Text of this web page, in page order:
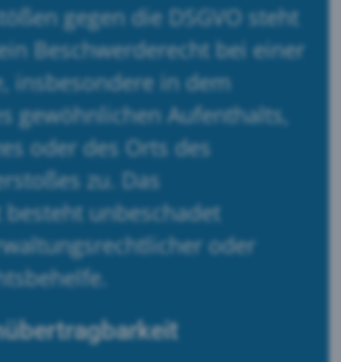
gegen die DSGVO steht
Beschwerderecht bei einer
insbesondere in dem
gewöhnlichen Aufenthalts,
oder des Orts des
zu. Das
unbeschadet
oder